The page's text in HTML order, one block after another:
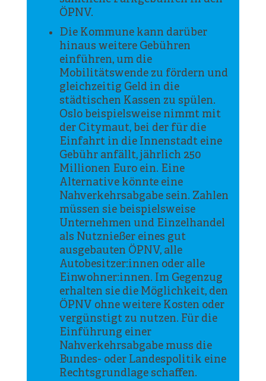
ÖPNV.
Die Kommune kann darüber
hinaus weitere Gebühren
einführen, um die
Mobilitätswende zu fördern und
gleichzeitig Geld in die
städtischen Kassen zu spülen.
Oslo beispielsweise nimmt mit
der Citymaut, bei der für die
Einfahrt in die Innenstadt eine
Gebühr anfällt, jährlich 250
Millionen Euro ein. Eine
Alternative könnte eine
Nahverkehrsabgabe sein. Zahlen
müssen sie beispielsweise
Unternehmen und Einzelhandel
als Nutznießer eines gut
ausgebauten ÖPNV, alle
Autobesitzer:innen oder alle
Einwohner:innen. Im Gegenzug
erhalten sie die Möglichkeit, den
ÖPNV ohne weitere Kosten oder
vergünstigt zu nutzen. Für die
Einführung einer
Nahverkehrsabgabe muss die
Bundes- oder Landespolitik eine
Rechtsgrundlage schaffen.